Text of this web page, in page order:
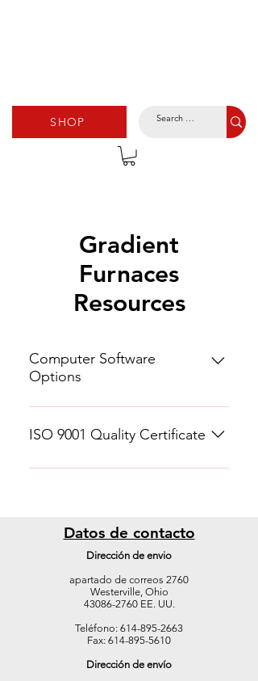
SHOP
Gradient
Furnaces
Resources
Computer Software
Options
Orton offers a variety of computer
software options for Remote
controller, Data acquisition and
ISO 9001 Quality Certificate
Datos de contacto
Dirección de envio
apartado de correos 2760
Westerville, Ohio
43086-2760 EE. UU.
Teléfono: 614-895-2663
Fax: 614-895-5610
Dirección de envío